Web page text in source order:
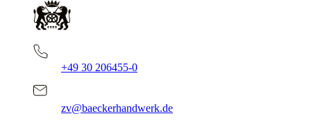
+49 30 206455-0
zv@baeckerhandwerk.de